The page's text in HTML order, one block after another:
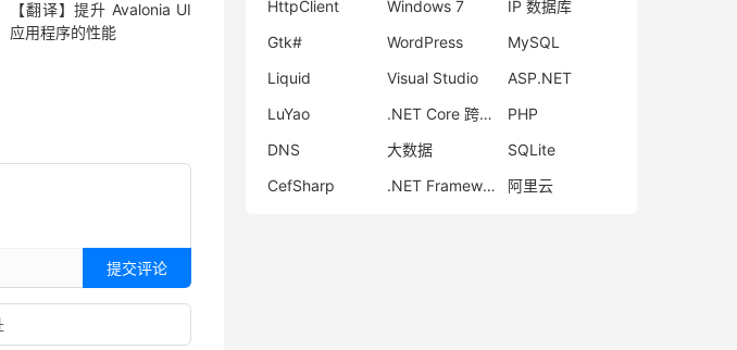
【翻译】提升 Avalonia UI
应用程序的性能
提交评论
HttpClient
Windows 7
IP 数据库
Gtk#
WordPress
MySQL
Liquid
Visual Studio
ASP.NET
LuYao
.NET Core 跨平台 GUI 开发
PHP
DNS
大数据
SQLite
CefSharp
.NET Framework 阿里云